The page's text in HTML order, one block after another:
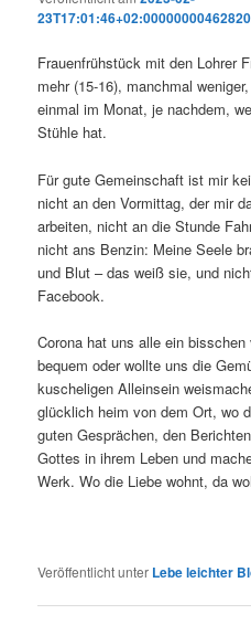
Frauenfrühstück mit den Lohrer
mehr (15-16), manchmal
einmal im Monat, je nachdem,
Stühle hat.
Für gute Gemeinschaft ist mir
nicht an den Vormittag, der mir
arbeiten, nicht an die Stunde
nicht ans Benzin: Meine Seele
und Blut – das weiß sie, und
Facebook.
Corona hat uns alle ein
bequem oder wollte uns die
kuscheligen Alleinsein
glücklich heim von dem Ort, wo
guten Gesprächen, den
Gottes in ihrem Leben und
Werk. Wo die Liebe wohnt, da
Veröffentlicht unter Lebe leichter